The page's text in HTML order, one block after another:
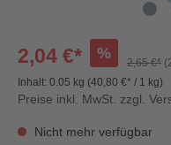
2,04 €* %
2,65 €*
Inhalt: 0.05 kg (40,80 €* / 1 kg)
Preise inkl. MwSt. zzgl.
Nicht mehr verfügbar